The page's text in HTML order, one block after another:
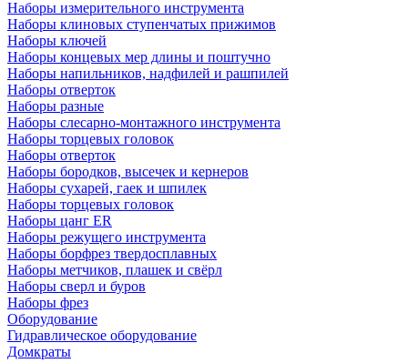
Наборы измерительного инструмента
Наборы клиновых ступенчатых прижимов
Наборы ключей
Наборы концевых мер длины и поштучно
Наборы напильников, надфилей и рашпилей
Наборы отверток
Наборы разные
Наборы слесарно-монтажного инструмента
Наборы торцевых головок
Наборы отверток
Наборы бородков, высечек и кернеров
Наборы сухарей, гаек и шпилек
Наборы торцевых головок
Наборы цанг ER
Наборы режущего инструмента
Наборы борфрез твердосплавных
Наборы метчиков, плашек и свёрл
Наборы сверл и буров
Наборы фрез
Оборудование
Гидравлическое оборудование
Домкраты